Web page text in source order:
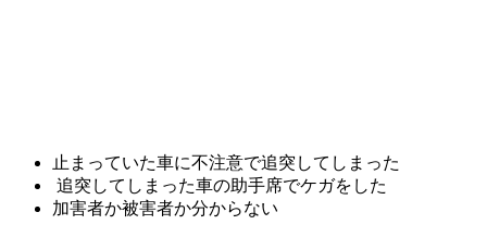
止まっていた車に不注意で追突してしまった
追突してしまった車の助手席でケガをした
加害者か被害者か分からない